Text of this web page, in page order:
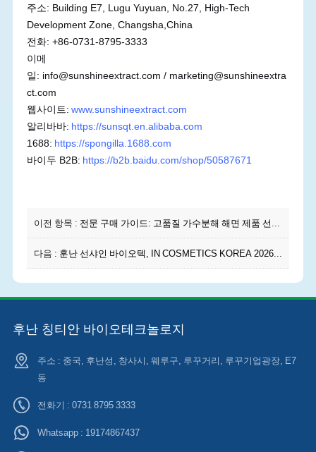
주소: Building E7, Lugu Yuyuan, No.27, High-Tech
Development Zone, Changsha,China
전화: +86-0731-8795-3333
이메
일: info@sunshineextract.com / marketing@sunshineextra
ct.com
웹사이트:www.sunshineextract.com
알리바바: https://sunsqt.en.alibaba.com
1688: https://spongilla.1688.com
바이두 B2B: https://b2b.baidu.com/shop/50587671
이전 항목 : 전문 구매 가이드: 고품질 가수분해 해면 제품 선택 방법 (2편)
다음 : 훈난 선샤인 바이오텍, IN COSMETICS KOREA 2026 참가
후난 칭티안 바이오테크놀로지
주소 : 중국, 후난성, 창사시, 웨루구, 루꾸거리, 루꾸기업광장, E7
동
전화기 : 0731 8795 3333
Whatsapp : 19174867437